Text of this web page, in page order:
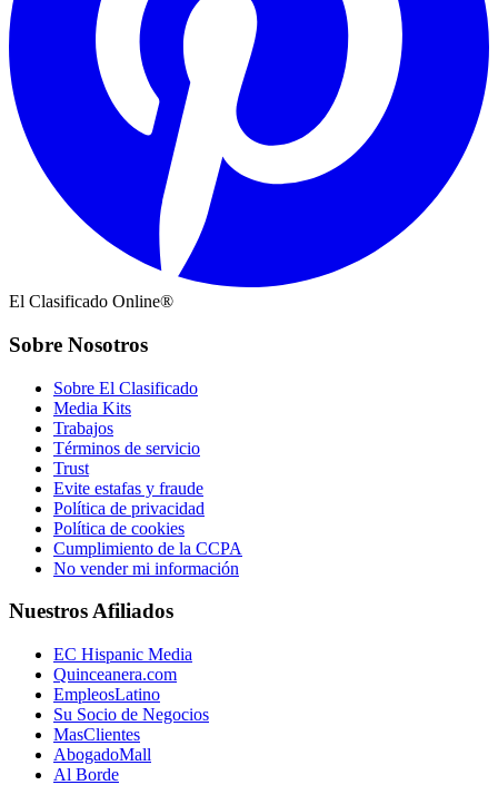
El Clasificado Online®
Sobre Nosotros
Sobre El Clasificado
Media Kits
Trabajos
Términos de servicio
Trust
Evite estafas y fraude
Política de privacidad
Política de cookies
Cumplimiento de la CCPA
No vender mi información
Nuestros Afiliados
EC Hispanic Media
Quinceanera.com
EmpleosLatino
Su Socio de Negocios
MasClientes
AbogadoMall
Al Borde